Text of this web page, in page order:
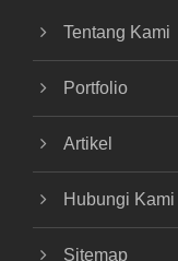
Tentang Kami
Portfolio
Artikel
Hubungi Kami
Sitemap